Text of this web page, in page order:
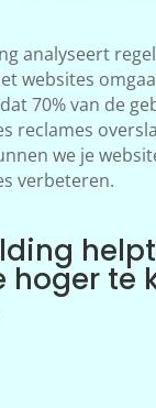
analyseert
websites
70% van de
reclames
we je
verbeteren.
hoger te